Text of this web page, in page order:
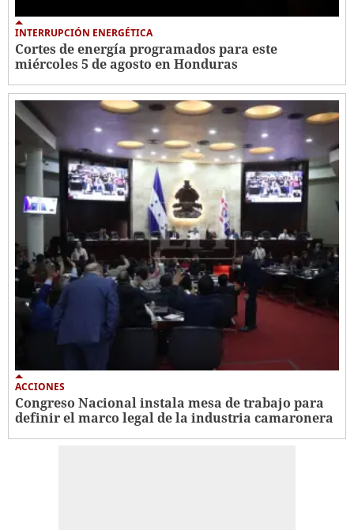
INTERRUPCIÓN ENERGÉTICA
Cortes de energía programados para este
miércoles 5 de agosto en Honduras
ACCIONES
Congreso Nacional instala mesa de trabajo para
definir el marco legal de la industria camaronera